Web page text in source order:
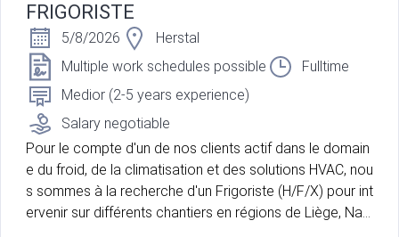
FRIGORISTE
5/8/2026
Herstal
Multiple work schedules possible
Fulltime
Medior (2-5 years experience)
Salary negotiable
Pour le compte d'un de nos clients actif dans le domain
e du froid, de la climatisation et des solutions HVAC, nou
s sommes à la recherche d'un Frigoriste (H/F/X) pour int
ervenir sur différents chantiers en régions de Liège, Na